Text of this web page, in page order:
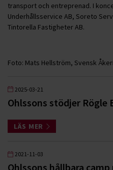
transport och entreprenad. I
Underhållsservice AB, Soreto
Tintorella Fastigheter AB.
Foto: Mats Hellström, Svensk
2025-03-21
Ohlssons stödjer Rögle
LÄS MER
2021-11-03
Ohlssons hållbara